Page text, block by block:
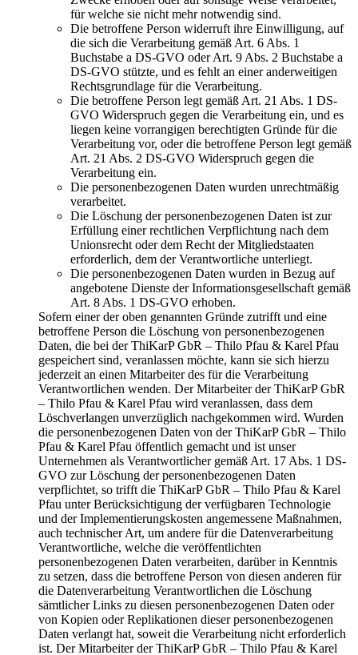
für welche sie nicht mehr notwendig sind.
Die betroffene Person widerruft ihre Einwilligung, auf
die sich die Verarbeitung gemäß Art. 6 Abs. 1
Buchstabe a DS-GVO oder Art. 9 Abs. 2 Buchstabe a
DS-GVO stützte, und es fehlt an einer anderweitigen
Rechtsgrundlage für die Verarbeitung.
Die betroffene Person legt gemäß Art. 21 Abs. 1 DS-
GVO Widerspruch gegen die Verarbeitung ein, und es
liegen keine vorrangigen berechtigten Gründe für die
Verarbeitung vor, oder die betroffene Person legt gemäß
Art. 21 Abs. 2 DS-GVO Widerspruch gegen die
Verarbeitung ein.
Die personenbezogenen Daten wurden unrechtmäßig
verarbeitet.
Die Löschung der personenbezogenen Daten ist zur
Erfüllung einer rechtlichen Verpflichtung nach dem
Unionsrecht oder dem Recht der Mitgliedstaaten
erforderlich, dem der Verantwortliche unterliegt.
Die personenbezogenen Daten wurden in Bezug auf
angebotene Dienste der Informationsgesellschaft gemäß
Art. 8 Abs. 1 DS-GVO erhoben.
Sofern einer der oben genannten Gründe zutrifft und eine
betroffene Person die Löschung von personenbezogenen
Daten, die bei der ThiKarP GbR – Thilo Pfau & Karel Pfau
gespeichert sind, veranlassen möchte, kann sie sich hierzu
jederzeit an einen Mitarbeiter des für die Verarbeitung
Verantwortlichen wenden. Der Mitarbeiter der ThiKarP GbR
– Thilo Pfau & Karel Pfau wird veranlassen, dass dem
Löschverlangen unverzüglich nachgekommen wird. Wurden
die personenbezogenen Daten von der ThiKarP GbR – Thilo
Pfau & Karel Pfau öffentlich gemacht und ist unser
Unternehmen als Verantwortlicher gemäß Art. 17 Abs. 1 DS-
GVO zur Löschung der personenbezogenen Daten
verpflichtet, so trifft die ThiKarP GbR – Thilo Pfau & Karel
Pfau unter Berücksichtigung der verfügbaren Technologie
und der Implementierungskosten angemessene Maßnahmen,
auch technischer Art, um andere für die Datenverarbeitung
Verantwortliche, welche die veröffentlichten
personenbezogenen Daten verarbeiten, darüber in Kenntnis
zu setzen, dass die betroffene Person von diesen anderen für
die Datenverarbeitung Verantwortlichen die Löschung
sämtlicher Links zu diesen personenbezogenen Daten oder
von Kopien oder Replikationen dieser personenbezogenen
Daten verlangt hat, soweit die Verarbeitung nicht erforderlich
ist. Der Mitarbeiter der ThiKarP GbR – Thilo Pfau & Karel